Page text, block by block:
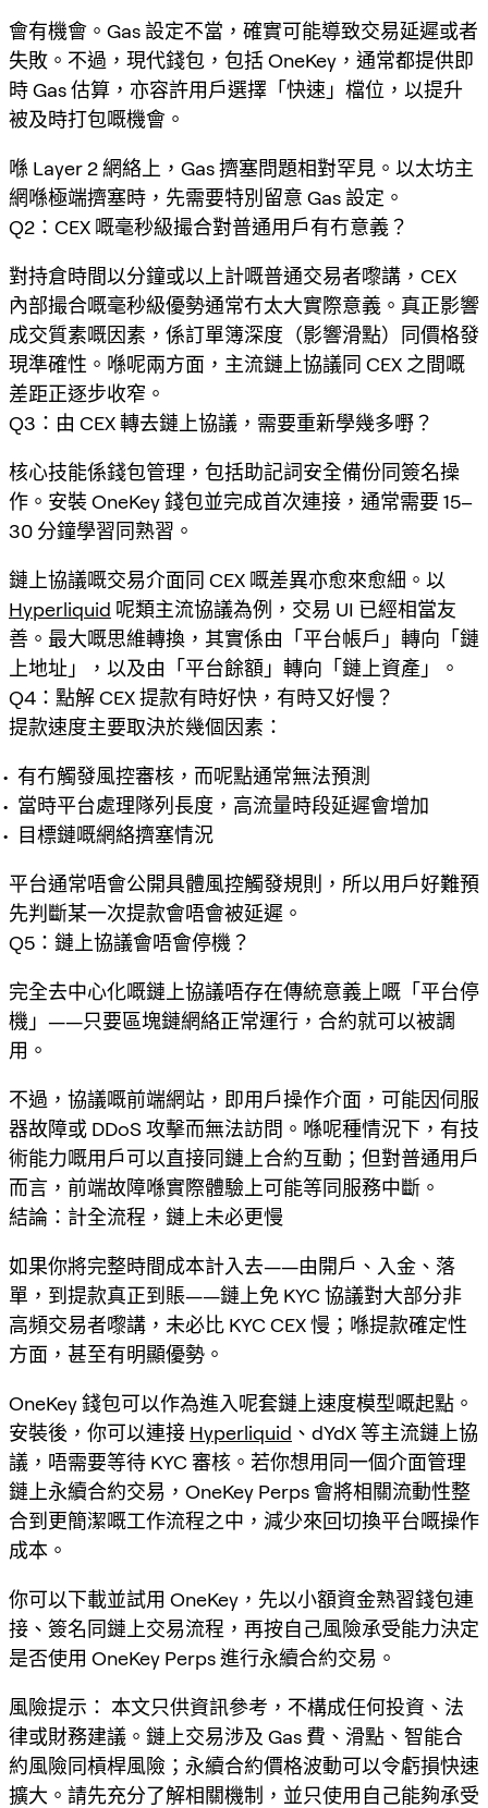
會有機會。Gas 設定不當，確實可能導致交易延遲或者
失敗。不過，現代錢包，包括 OneKey，通常都提供即
時 Gas 估算，亦容許用戶選擇「快速」檔位，以提升
被及時打包嘅機會。
喺 Layer 2 網絡上，Gas 擠塞問題相對罕見。以太坊主
網喺極端擠塞時，先需要特別留意 Gas 設定。
Q2：CEX 嘅毫秒級撮合對普通用戶有冇意義？
對持倉時間以分鐘或以上計嘅普通交易者嚟講，CEX
內部撮合嘅毫秒級優勢通常冇太大實際意義。真正影響
成交質素嘅因素，係訂單簿深度（影響滑點）同價格發
現準確性。喺呢兩方面，主流鏈上協議同 CEX 之間嘅
差距正逐步收窄。
Q3：由 CEX 轉去鏈上協議，需要重新學幾多嘢？
核心技能係錢包管理，包括助記詞安全備份同簽名操
作。安裝 OneKey 錢包並完成首次連接，通常需要 15–
30 分鐘學習同熟習。
鏈上協議嘅交易介面同 CEX 嘅差異亦愈來愈細。以
Hyperliquid 呢類主流協議為例，交易 UI 已經相當友
善。最大嘅思維轉換，其實係由「平台帳戶」轉向「鏈
上地址」，以及由「平台餘額」轉向「鏈上資產」。
Q4：點解 CEX 提款有時好快，有時又好慢？
提款速度主要取決於幾個因素：
有冇觸發風控審核，而呢點通常無法預測
當時平台處理隊列長度，高流量時段延遲會增加
目標鏈嘅網絡擠塞情況
平台通常唔會公開具體風控觸發規則，所以用戶好難預
先判斷某一次提款會唔會被延遲。
Q5：鏈上協議會唔會停機？
完全去中心化嘅鏈上協議唔存在傳統意義上嘅「平台停
機」——只要區塊鏈網絡正常運行，合約就可以被調
用。
不過，協議嘅前端網站，即用戶操作介面，可能因伺服
器故障或 DDoS 攻擊而無法訪問。喺呢種情況下，有技
術能力嘅用戶可以直接同鏈上合約互動；但對普通用戶
而言，前端故障喺實際體驗上可能等同服務中斷。
結論：計全流程，鏈上未必更慢
如果你將完整時間成本計入去——由開戶、入金、落
單，到提款真正到賬——鏈上免 KYC 協議對大部分非
高頻交易者嚟講，未必比 KYC CEX 慢；喺提款確定性
方面，甚至有明顯優勢。
OneKey 錢包可以作為進入呢套鏈上速度模型嘅起點。
安裝後，你可以連接 Hyperliquid 、dYdX 等主流鏈上協
議，唔需要等待 KYC 審核。若你想用同一個介面管理
鏈上永續合約交易，OneKey Perps 會將相關流動性整
合到更簡潔嘅工作流程之中，減少來回切換平台嘅操作
成本。
你可以下載並試用 OneKey，先以小額資金熟習錢包連
接、簽名同鏈上交易流程，再按自己風險承受能力決定
是否使用 OneKey Perps 進行永續合約交易。
風險提示： 本文只供資訊參考，不構成任何投資、法
律或財務建議。鏈上交易涉及 Gas 費、滑點、智能合
約風險同槓桿風險；永續合約價格波動可以令虧損快速
擴大。請先充分了解相關機制，並只使用自己能夠承受